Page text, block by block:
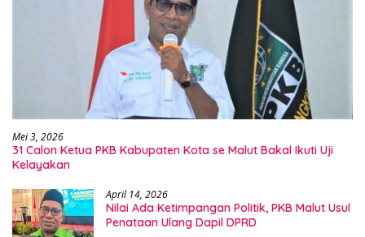
Mei 3, 2026
31 Calon Ketua PKB Kabupaten Kota se Malut Bakal Ikuti Uji
Kelayakan
April 14, 2026
Nilai Ada Ketimpangan Politik, PKB Malut Usul
Penataan Ulang Dapil DPRD